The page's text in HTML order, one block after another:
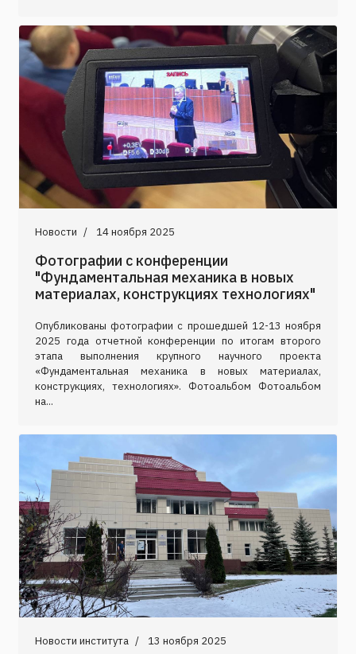
Новости 14 ноября 2025
Фотографии с конференции
"Фундаментальная механика в новых
материалах, конструкциях технологиях"
Опубликованы фотографии с прошедшей 12-13 ноября
2025 года отчетной конференции по итогам второго
этапа выполнения крупного научного проекта
«Фундаментальная механика в новых материалах,
конструкциях, технологиях». Фотоальбом Фотоальбом
на...
Новости института 13 ноября 2025